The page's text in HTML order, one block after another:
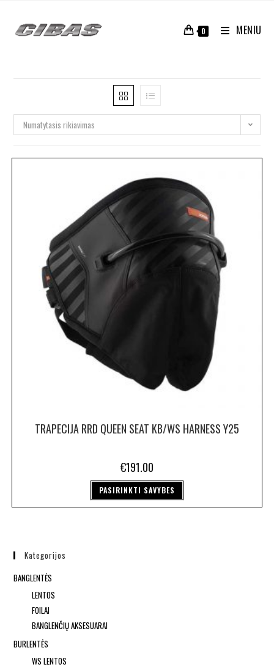
0 MENIU
Numatytasis rikiavimas
TRAPECIJA RRD QUEEN SEAT KB/WS HARNESS Y25
€191.00
PASIRINKTI SAVYBES
Kategorijos
BANGLENTĖS
LENTOS
FOILAI
BANGLENČIŲ AKSESUARAI
BURLENTĖS
WS LENTOS